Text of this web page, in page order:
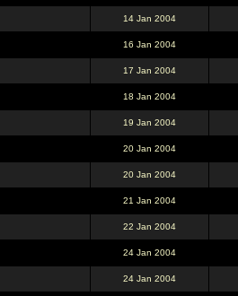
14 Jan 2004
16 Jan 2004
17 Jan 2004
18 Jan 2004
19 Jan 2004
20 Jan 2004
20 Jan 2004
21 Jan 2004
22 Jan 2004
24 Jan 2004
24 Jan 2004